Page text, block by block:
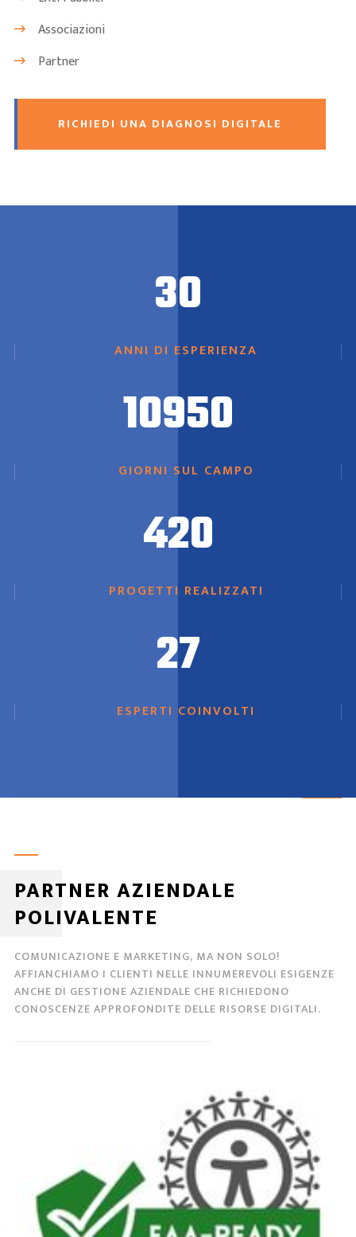
Associazioni
Partner
RICHIEDI UNA DIAGNOSI DIGITALE
30
ANNI DI ESPERIENZA
10950
GIORNI SUL CAMPO
420
PROGETTI REALIZZATI
27
ESPERTI COINVOLTI
PARTNER AZIENDALE
POLIVALENTE
COMUNICAZIONE E MARKETING, MA NON SOLO!
AFFIANCHIAMO I CLIENTI NELLE INNUMEREVOLI ESIGENZE
ANCHE DI GESTIONE AZIENDALE CHE RICHIEDONO
CONOSCENZE APPROFONDITE DELLE RISORSE DIGITALI.
L'
accessibilità digitale
è la capacità di siti
web, applicazioni e servizi online di essere
usati da tutti, incluse persone con disabilità
(visive, uditive, motorie, cognitive) o
esigenze tempo ...